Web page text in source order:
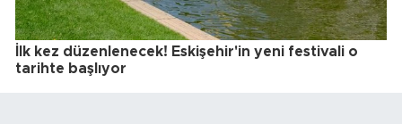
İlk kez düzenlenecek! Eskişehir'in yeni festivali o
tarihte başlıyor